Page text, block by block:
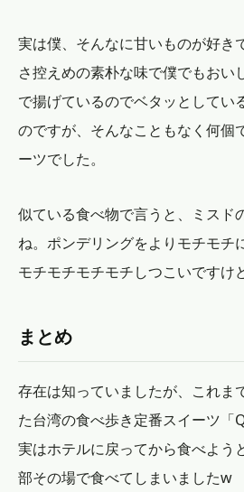
実は僕、そんなに甘いものが好き
さ控えめの素朴な味で僕でもおい
で揚げているのでベタッとしてい
のですが、そんなこともなく何個
ーツでした。
似ている食べ物で言うと、ミスド
ね。ポンデリングをよりモチモチ
モチモチモチモチしつこいですけど
まとめ
存在は知っていましたが、これま
た台湾の食べ歩き定番スイーツ「
実はホテルに戻ってから食べよう
部その場で食べてしまいましたw